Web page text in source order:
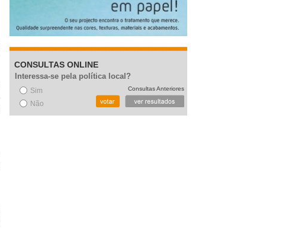
CONSULTAS ONLINE
Interessa-se pela política local?
Sim
Não
Consultas Anteriores